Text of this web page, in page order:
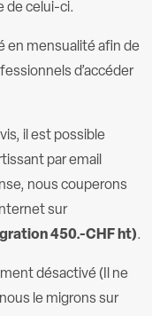
de celui-ci.
en mensualité afin de
d’accéder
il est possible
par email
nous couperons
sur
450.-CHF ht).
désactivé (Il ne
le migrons sur